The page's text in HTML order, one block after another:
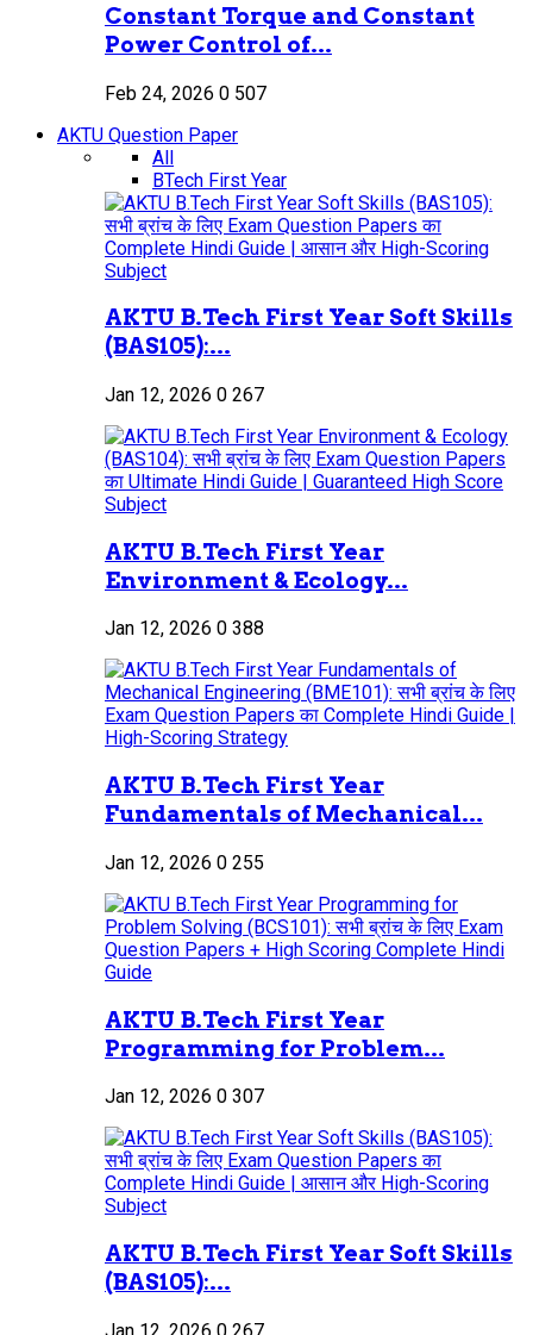
Constant Torque and Constant
Power Control of...
Feb 24, 2026 0 507
AKTU Question Paper
All
BTech First Year
AKTU B.Tech First Year Soft Skills
(BAS105):...
Jan 12, 2026 0 267
AKTU B.Tech First Year
Environment & Ecology...
Jan 12, 2026 0 388
AKTU B.Tech First Year
Fundamentals of Mechanical...
Jan 12, 2026 0 255
AKTU B.Tech First Year
Programming for Problem...
Jan 12, 2026 0 307
AKTU B.Tech First Year Soft Skills
(BAS105):...